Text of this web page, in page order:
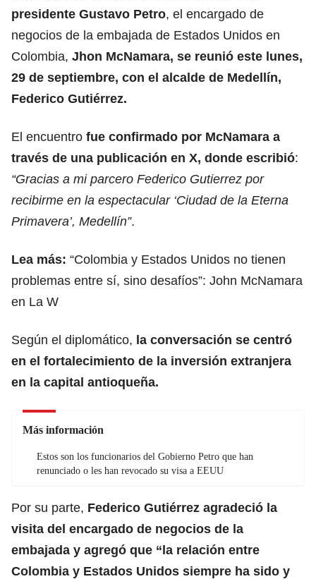
presidente Gustavo Petro, el encargado de
negocios de la embajada de Estados Unidos en
Colombia, Jhon McNamara, se reunió este lunes,
29 de septiembre, con el alcalde de Medellín,
Federico Gutiérrez.
El encuentro fue confirmado por McNamara a
través de una publicación en X, donde escribió:
“Gracias a mi parcero Federico Gutierrez por
recibirme en la espectacular ‘Ciudad de la Eterna
Primavera’, Medellín”.
Lea más: “Colombia y Estados Unidos no tienen
problemas entre sí, sino desafíos”: John McNamara
en La W
Según el diplomático, la conversación se centró
en el fortalecimiento de la inversión extranjera
en la capital antioqueña.
Más información
Estos son los funcionarios del Gobierno Petro que han
renunciado o les han revocado su visa a EEUU
Por su parte, Federico Gutiérrez agradeció la
visita del encargado de negocios de la
embajada y agregó que “la relación entre
Colombia y Estados Unidos siempre ha sido y